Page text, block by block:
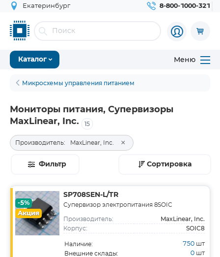
Екатеринбург 8-800-1000-321
Каталог Меню
Микросхемы управления питанием
Мониторы питания, Супервизоры
MaxLinear, Inc.
15
Производитель: MaxLinear, Inc. ×
Фильтр Сортировка
-5%
Акция
SP708SEN-L/TR
Супервизор электропитания 8SOIC
Производитель: MaxLinear, Inc.
Корпус: SOIC8
Наличие: 750 шт
Внешние склады: 0 шт